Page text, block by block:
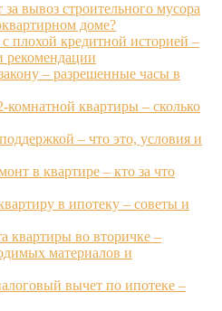
за вывоз строительного мусора
доме?
плохой кредитной историей –
рекомендации
– разрешенные часы в
квартиры – сколько
– что это, условия и
в квартире – кто за что
в ипотеку – советы и
квартиры во вторичке –
материалов и
вычет по ипотеке –